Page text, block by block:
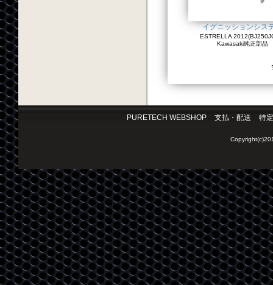
イグニッションシス
ESTRELLA
Kawasaki純正部品
PURETECH WEBSHOP 支払・配送 特